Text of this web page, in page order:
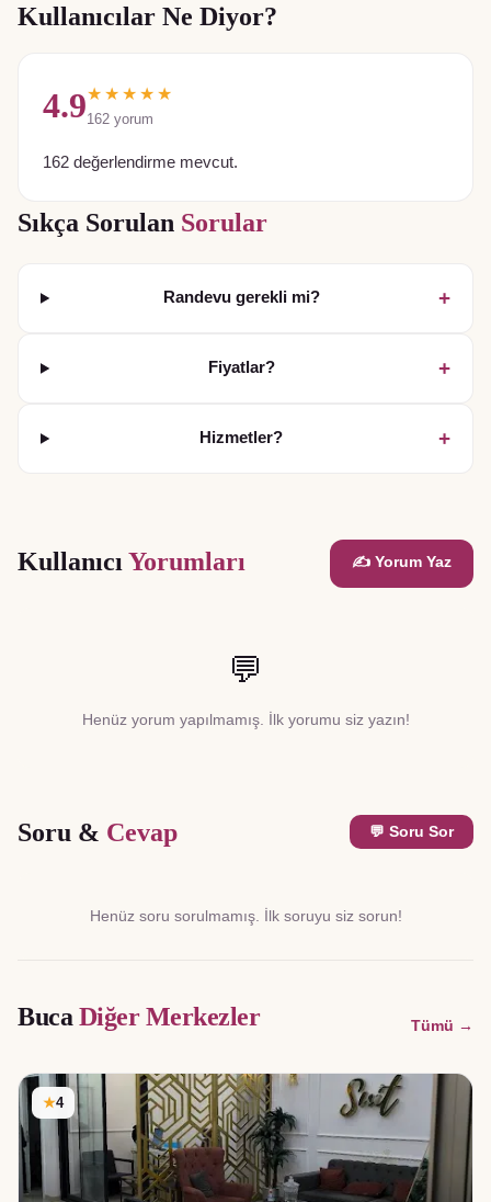
Kullanıcılar Ne Diyor?
4.9★★★★★
162 yorum
162 değerlendirme mevcut.
Sıkça Sorulan Sorular
Randevu gerekli mi? +
Fiyatlar? +
Hizmetler? +
Kullanıcı Yorumları ✍️ Yorum Yaz
💬
Henüz yorum yapılmamış. İlk yorumu siz yazın!
Soru & Cevap 💬 Soru Sor
Henüz soru sorulmamış. İlk soruyu siz sorun!
Buca Diğer Merkezler Tümü →
★4